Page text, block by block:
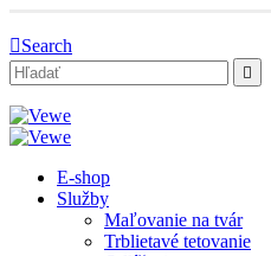
Search
E-shop
Služby
Maľovanie na tvár
Trblietavé tetovanie